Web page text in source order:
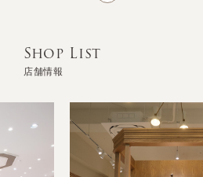
Shop List
店舗情報